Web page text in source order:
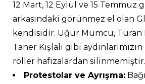
12 Mart, 12 Eylül ve 15 Temmuz
arkasındaki görünmez el olan
kendisidir. Uğur Mumcu, Turan
Taner Kışlalı gibi
roller hafızalardan silinmemiştir.
Protestolar ve Ayrışma: